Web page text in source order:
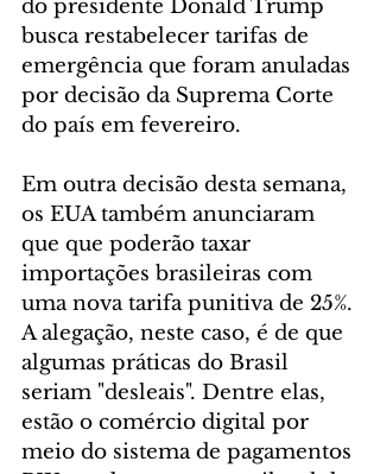
do presidente Donald Trump
busca restabelecer tarifas de
emergência que foram anuladas
por decisão da Suprema Corte
do país em fevereiro.
Em outra decisão desta semana,
os EUA também anunciaram
que que poderão taxar
importações brasileiras com
uma nova tarifa punitiva de 25%.
A alegação, neste caso, é de que
algumas práticas do Brasil
seriam "desleais". Dentre elas,
estão o comércio digital por
meio do sistema de pagamentos